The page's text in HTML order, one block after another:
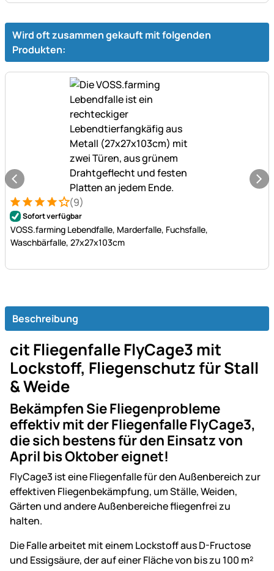
Wird oft zusammen gekauft mit folgenden
Produkten:
Bewertung: 4 von 5 (9 Bewertungen)
9 Bewertungen
(9)
Sofort verfügbar
VOSS.farming Lebendfalle, Marderfalle, Fuchsfalle,
Waschbärfalle, 27x27x103cm
Beschreibung
cit Fliegenfalle FlyCage3 mit
Lockstoff, Fliegenschutz für Stall
& Weide
Bekämpfen Sie Fliegenprobleme
effektiv mit der Fliegenfalle FlyCage3,
die sich bestens für den Einsatz von
April bis Oktober eignet!
FlyCage3 ist eine Fliegenfalle für den Außenbereich zur
effektiven Fliegenbekämpfung, um Ställe, Weiden,
Gärten und andere Außenbereiche fliegenfrei zu
halten.
Die Falle arbeitet mit einem Lockstoff aus D-Fructose
und Essigsäure, der auf einer Fläche von bis zu 100 m²